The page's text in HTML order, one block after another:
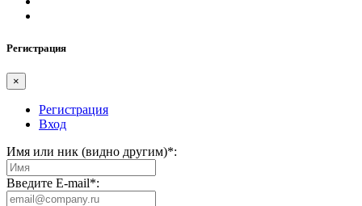
Регистрация
×
Регистрация
Вход
Имя или ник (видно другим)*:
Введите E-mail*: